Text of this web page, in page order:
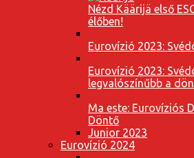
Nézd Käärijä első
élőben!
Eurovízió 2023:
Eurovízió 2023:
legvalószínűbb a
Ma este: Eurovíziós
Döntő
Junior 2023
Eurovízió 2024